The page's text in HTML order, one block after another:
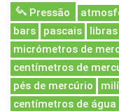
Pressão
bars
pascais
micrómetros de
centímetros de
pés de mercúrio
centímetros de água